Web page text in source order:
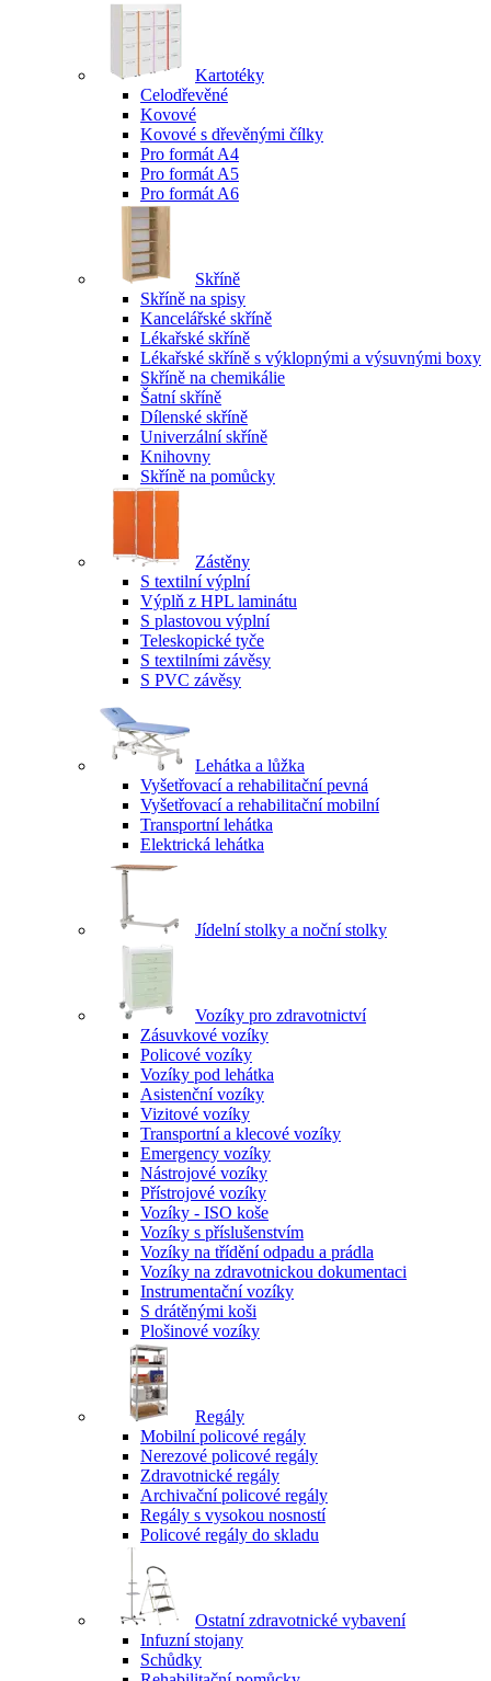
Kartotéky
Celodřevěné
Kovové
Kovové s dřevěnými čílky
Pro formát A4
Pro formát A5
Pro formát A6
Skříně
Skříně na spisy
Kancelářské skříně
Lékařské skříně
Lékařské skříně s výklopnými a výsuvnými boxy
Skříně na chemikálie
Šatní skříně
Dílenské skříně
Univerzální skříně
Knihovny
Skříně na pomůcky
Zástěny
S textilní výplní
Výplň z HPL laminátu
S plastovou výplní
Teleskopické tyče
S textilními závěsy
S PVC závěsy
Lehátka a lůžka
Vyšetřovací a rehabilitační pevná
Vyšetřovací a rehabilitační mobilní
Transportní lehátka
Elektrická lehátka
Jídelní stolky a noční stolky
Vozíky pro zdravotnictví
Zásuvkové vozíky
Policové vozíky
Vozíky pod lehátka
Asistenční vozíky
Vizitové vozíky
Transportní a klecové vozíky
Emergency vozíky
Nástrojové vozíky
Přístrojové vozíky
Vozíky - ISO koše
Vozíky s příslušenstvím
Vozíky na třídění odpadu a prádla
Vozíky na zdravotnickou dokumentaci
Instrumentační vozíky
S drátěnými koši
Plošinové vozíky
Regály
Mobilní policové regály
Nerezové policové regály
Zdravotnické regály
Archivační policové regály
Regály s vysokou nosností
Policové regály do skladu
Ostatní zdravotnické vybavení
Infuzní stojany
Schůdky